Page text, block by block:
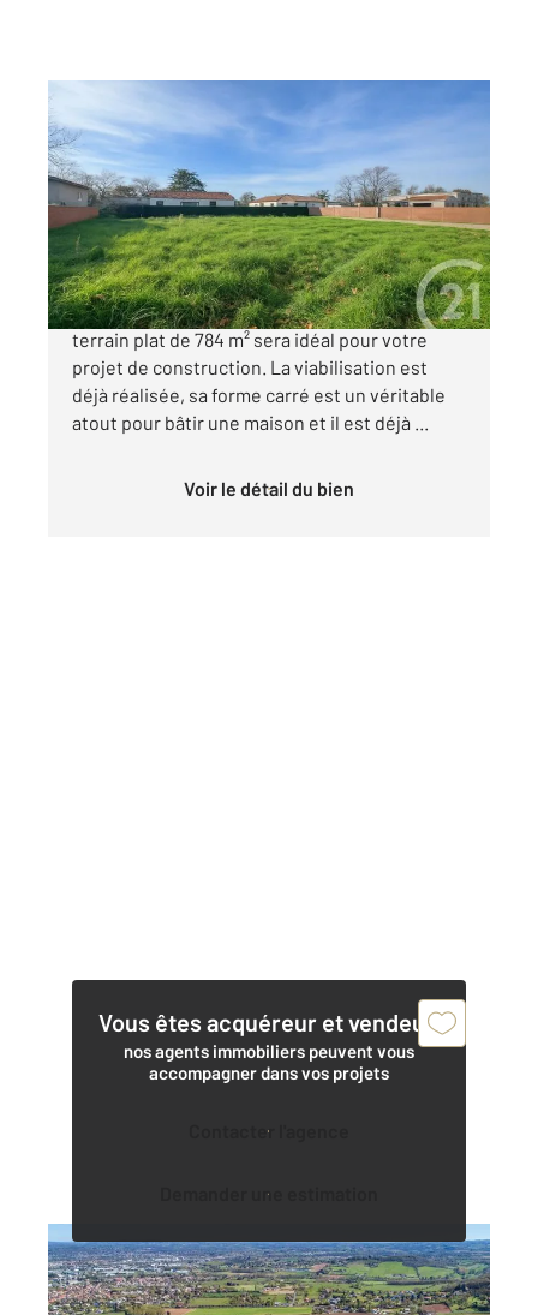
FLORENTIN 81
784 m2
Ref : 1885
Terrain à vendre
55 000 €
A 10 minutes d'Albi direction Toulouse, ce
terrain plat de 784 m² sera idéal pour votre
projet de construction. La viabilisation est
déjà réalisée, sa forme carré est un véritable
atout pour bâtir une maison et il est déjà ...
Voir le détail du bien
Vous êtes acquéreur et vendeur,
nos agents immobiliers peuvent vous
accompagner dans vos projets
Contacter l'agence
Demander une estimation
PUYGOUZON 81
1235 m2
Ref : 234